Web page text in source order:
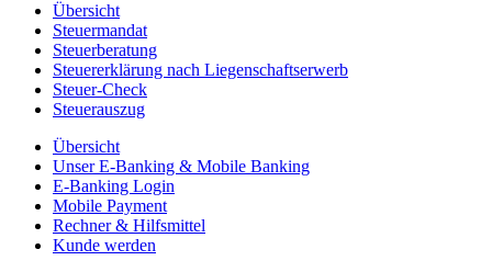
Übersicht
Steuermandat
Steuerberatung
Steuererklärung nach Liegenschaftserwerb
Steuer-Check
Steuerauszug
Übersicht
Unser E-Banking & Mobile Banking
E-Banking Login
Mobile Payment
Rechner & Hilfsmittel
Kunde werden